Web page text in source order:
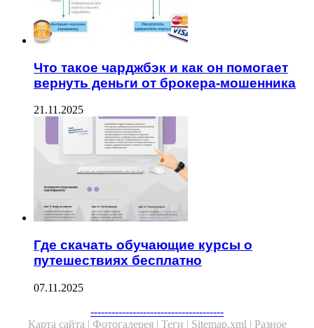
Что такое чарджбэк и как он помогает
вернуть деньги от брокера-мошенника
21.11.2025
Где скачать обучающие курсы о
путешествиях бесплатно
07.11.2025
--------------------------------------
Карта сайта | Фотогалерея | Теги | Sitemap.xml | Разное